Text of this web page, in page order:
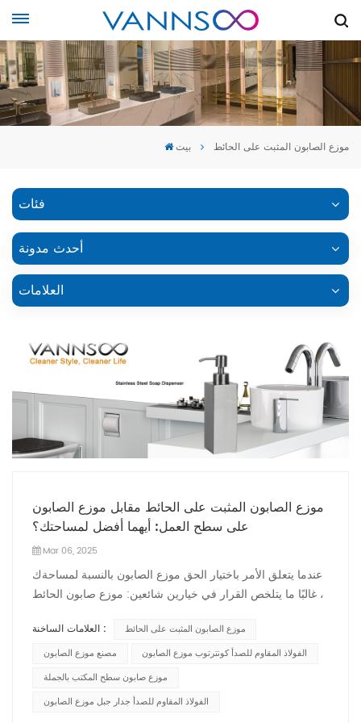
بيت موزع الصابون المثبت على الحائط
فئات
أحدث مدونة
العلامات
موزع الصابون المثبت على الحائط مقابل موزع الصابون
على سطح العمل: أيهما أفضل لمساحتك؟
Mar 06, 2025
عندما يتعلق الأمر باختيار الحق موزع الصابون بالنسبة لمساحةك
، غالبًا ما يتلخص القرار في خيارين شائعين: موزع صابون الحائط
أيهما مناسب لاحتياجاتك؟ ال موزع صابون الجدار هو المفضل
لأولئك الذين يتطلعون إلى توفير المساحة والحفاظ على بيئة
نظيفة ومنظمة. مثالي للمناطق ذات الحركة العالية مثل
المطارات والمستشفيات والمباني المكتبية ، يحافظ هذا النوع من
الموزع على خالية من الفوضى ويضمن سهولة الوصول إلى
العلامات الساخنة :
موزع الصابون المثبت على الحائط
مصنع موزع الصابون
الفولاذ المقاوم للصدأ كونترتوب موزع الصابون
موزع صابون سطح المكتب بالجملة
الفولاذ المقاوم للصدأ جدار جبل موزع الصابون